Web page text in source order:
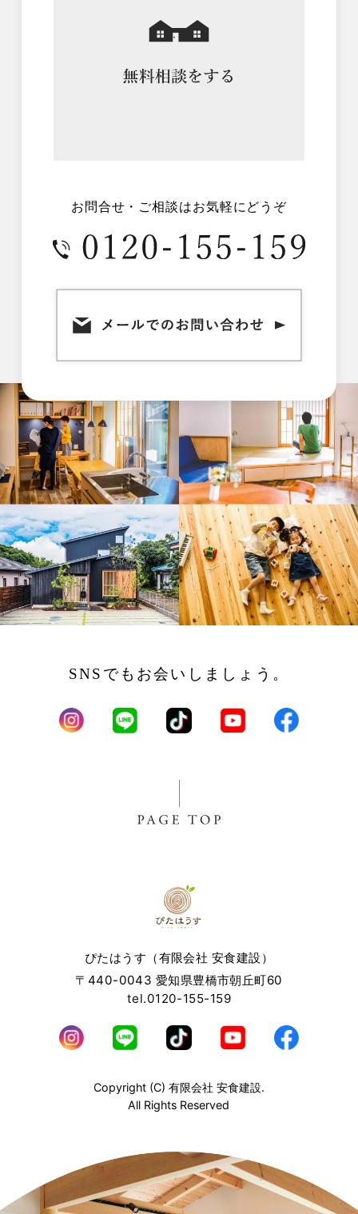
お問合せ・ご相談はお気軽にどうぞ
SNSでもお会いしましょう。
ぴたはうす（有限会社 安食建設）
〒440-0043 愛知県豊橋市朝丘町60
tel.0120-155-159
Copyright (C) 有限会社 安食建設.
All Rights Reserved